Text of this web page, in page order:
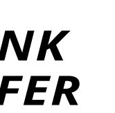
BAO
GIỜ
hoa
nhí
duyên
mùa
hè